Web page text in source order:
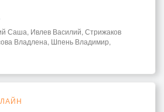
Саша, Ивлев Василий, Стрижаков
Владлена, Шпень Владимир,